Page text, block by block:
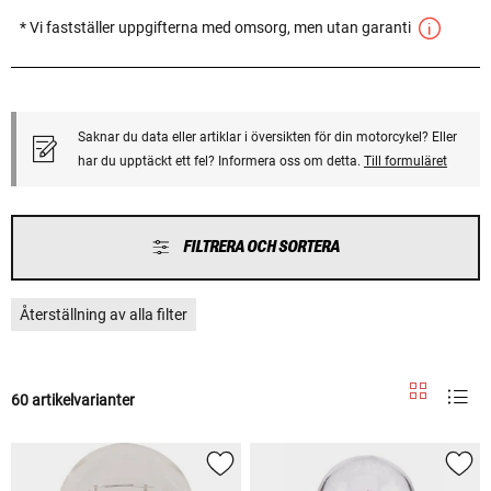
* Vi fastställer uppgifterna med omsorg, men utan garanti
Saknar du data eller artiklar i översikten för din motorcykel? Eller
har du upptäckt ett fel? Informera oss om detta. Till formuläret
FILTRERA OCH SORTERA
Återställning av alla filter
60 artikelvarianter